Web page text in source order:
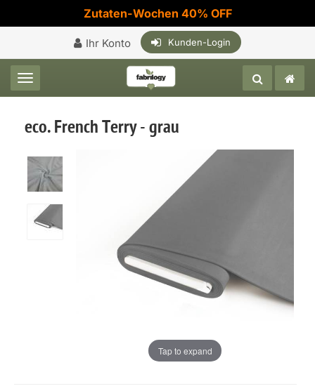
Zutaten-Wochen 40% OFF
Ihr Konto Kunden-Login
Toggle navigation
eco. French Terry - grau
Tap to expand